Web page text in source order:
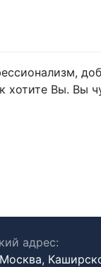
хотите Вы. Вы
адрес:
Москва,